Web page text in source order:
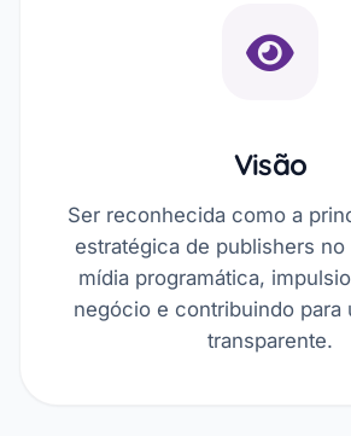
Visão
Ser reconhecida como a
estratégica de publishers
mídia programática,
negócio e contribuindo para
transparente.